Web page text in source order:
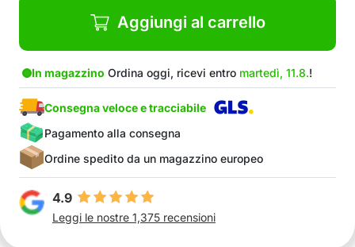
Aggiungi al carrello
In magazzino Ordina oggi, ricevi entro martedì, 11.8.!
Consegna veloce e tracciabile
Pagamento alla consegna
Ordine spedito da un magazzino europeo
4.9
Leggi le nostre 1,375 recensioni